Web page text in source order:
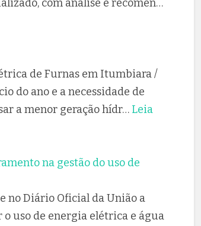
com análise e recomen…
de Furnas em Itumbiara /
do ano e a necessidade de
a menor geração hídr… Leia
na gestão do uso de
no Diário Oficial da União a
uso de energia elétrica e água